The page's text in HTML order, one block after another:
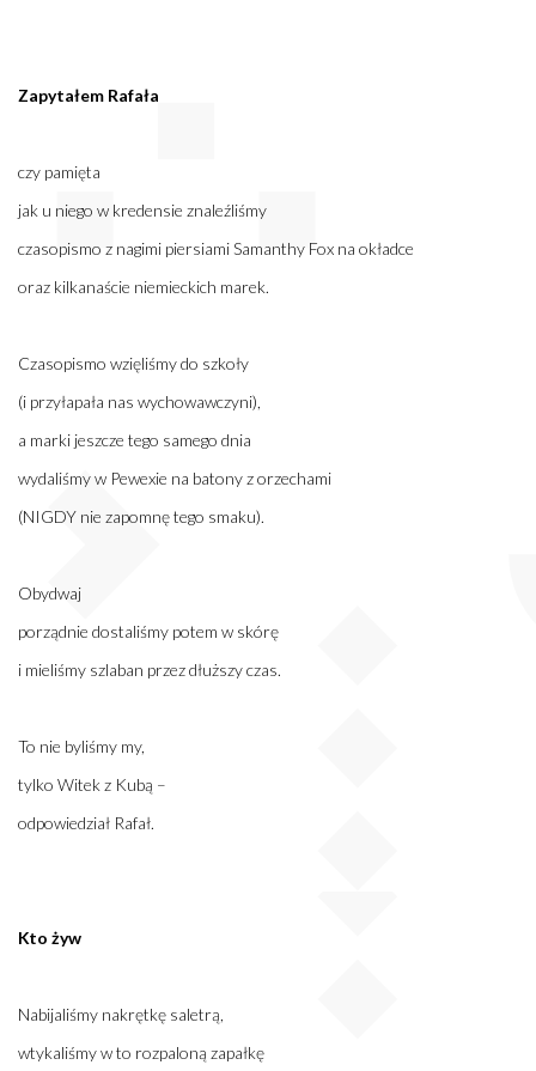
Zapytałem Rafała
czy pamięta
jak u niego w kredensie znaleźliśmy
czasopismo z nagimi piersiami Samanthy Fox na okładce
oraz kilkanaście niemieckich marek.
Czasopismo wzięliśmy do szkoły
(i przyłapała nas wychowawczyni),
a marki jeszcze tego samego dnia
wydaliśmy w Pewexie na batony z orzechami
(NIGDY nie zapomnę tego smaku).
Obydwaj
porządnie dostaliśmy potem w skórę
i mieliśmy szlaban przez dłuższy czas.
To nie byliśmy my,
tylko Witek z Kubą –
odpowiedział Rafał.
Kto żyw
Nabijaliśmy nakrętkę saletrą,
wtykaliśmy w to rozpaloną zapałkę